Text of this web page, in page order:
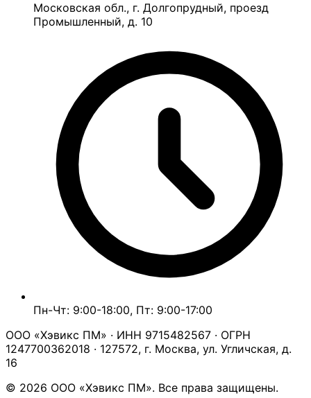
Московская обл., г. Долгопрудный, проезд
Промышленный, д. 10
Пн-Чт: 9:00-18:00, Пт: 9:00-17:00
ООО «Хэвикс ПМ» · ИНН 9715482567 · ОГРН
1247700362018 · 127572, г. Москва, ул. Угличская, д.
16
© 2026 ООО «Хэвикс ПМ». Все права защищены.